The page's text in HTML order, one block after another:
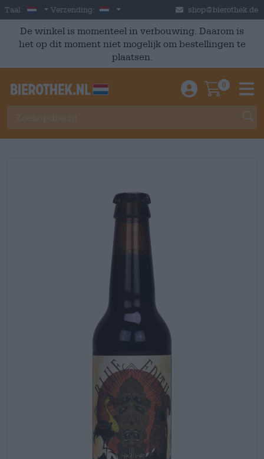
Skip to main content
Taal: Dutch
Verzending: Nederland shop@bierothek.de
De winkel is momenteel in verbouwing. Daarom is
het op dit moment niet mogelijk om bestellingen te
plaatsen.
Einloggen /
0